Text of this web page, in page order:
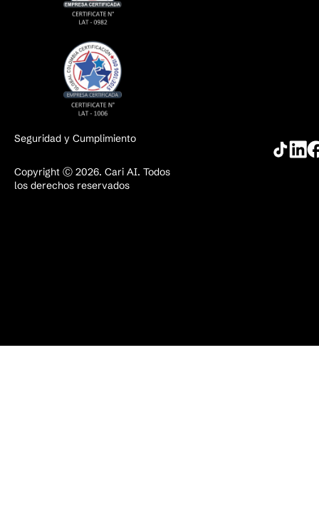
Seguridad y Cumplimiento
Copyright Ⓒ 2026. Cari AI. Todos
los derechos reservados